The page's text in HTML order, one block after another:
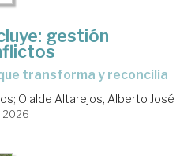
gestión
que transforma y reconcilia
; Olalde Altarejos, Alberto José
2026